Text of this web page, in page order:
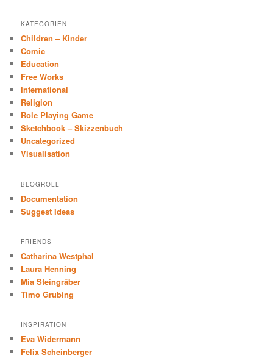
KATEGORIEN
Children – Kinder
Comic
Education
Free Works
International
Religion
Role Playing Game
Sketchbook – Skizzenbuch
Uncategorized
Visualisation
BLOGROLL
Documentation
Suggest Ideas
FRIENDS
Catharina Westphal
Laura Henning
Mia Steingräber
Timo Grubing
INSPIRATION
Eva Widermann
Felix Scheinberger